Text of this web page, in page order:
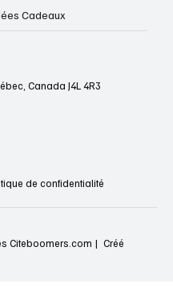
Cadeaux
Canada J4L 4R3
de confidentialité
Citeboomers.com | Créé